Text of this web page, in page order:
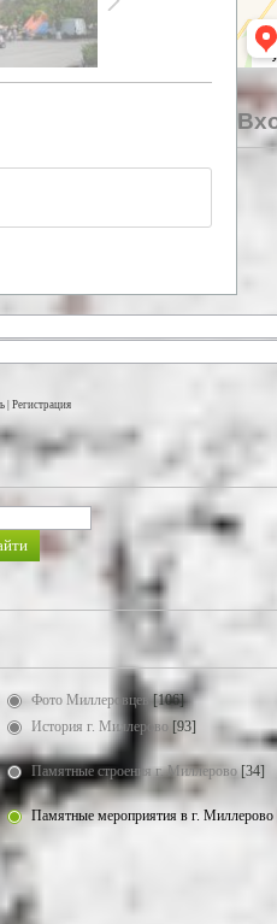
Регистрация
Фото Миллеровцев [106]
История г. Миллерово [93]
Памятные строения г. Миллерово [34]
Памятные мероприятия в г. Миллерово